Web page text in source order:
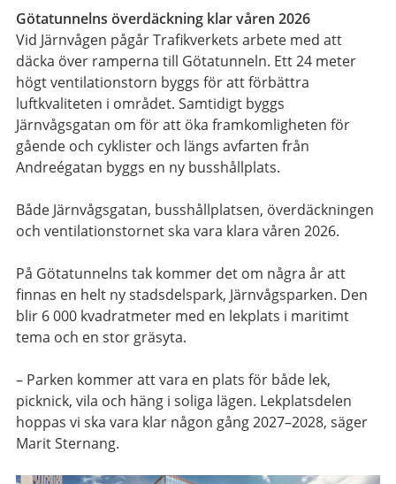
Götatunnelns överdäckning klar våren 2026
Vid Järnvågen pågår Trafikverkets arbete med att
däcka över ramperna till Götatunneln. Ett 24 meter
högt ventilationstorn byggs för att förbättra
luftkvaliteten i området. Samtidigt byggs
Järnvågsgatan om för att öka framkomligheten för
gående och cyklister och längs avfarten från
Andreégatan byggs en ny busshållplats.
Både Järnvågsgatan, busshållplatsen, överdäckningen
och ventilationstornet ska vara klara våren 2026.
På Götatunnelns tak kommer det om några år att
finnas en helt ny stadsdelspark, Järnvågsparken. Den
blir 6 000 kvadratmeter med en lekplats i maritimt
tema och en stor gräsyta.
– Parken kommer att vara en plats för både lek,
picknick, vila och häng i soliga lägen. Lekplatsdelen
hoppas vi ska vara klar någon gång 2027–2028, säger
Marit Sternang.